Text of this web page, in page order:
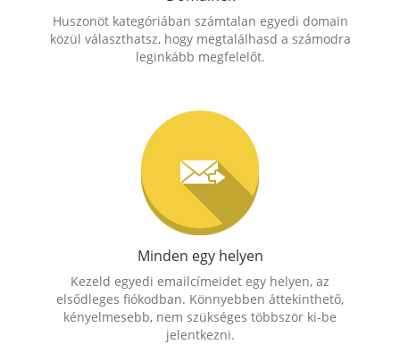
Huszonöt kategóriában számtalan egyedi domain
közül választhatsz, hogy megtalálhasd a számodra
leginkább megfelelőt.
Minden egy helyen
Kezeld egyedi emailcímeidet egy helyen, az
elsődleges fiókodban. Könnyebben áttekinthető,
kényelmesebb, nem szükséges többször ki-be
jelentkezni.